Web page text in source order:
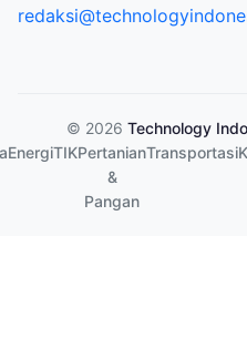
© 2026 Technology
EnergiTIKPertanian
&
Pangan
Transportasi